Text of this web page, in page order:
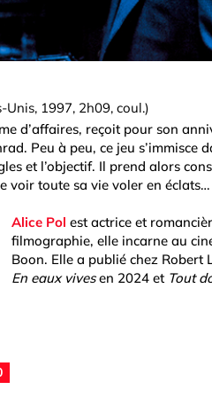
Unis, 1997, 2h09, coul.)
d’affaires, reçoit pour son
Peu à peu, ce jeu s’immisce
et l’objectif. Il prend alors
voir toute sa vie voler en éclats…
Alice Pol est actrice et
filmographie, elle incarne au
Boon. Elle a publié chez Robert
En eaux vivesen 2024 et Tout